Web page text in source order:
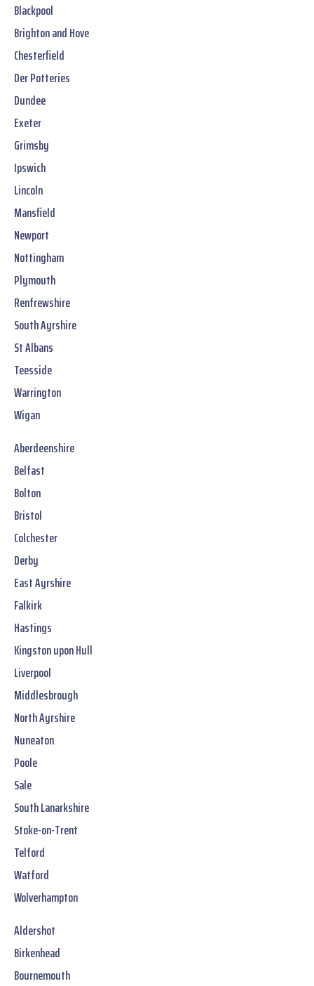
Blackpool
Brighton and Hove
Chesterfield
Der Potteries
Dundee
Exeter
Grimsby
Ipswich
Lincoln
Mansfield
Newport
Nottingham
Plymouth
Renfrewshire
South Ayrshire
St Albans
Teesside
Warrington
Wigan
Aberdeenshire
Belfast
Bolton
Bristol
Colchester
Derby
East Ayrshire
Falkirk
Hastings
Kingston upon Hull
Liverpool
Middlesbrough
North Ayrshire
Nuneaton
Poole
Sale
South Lanarkshire
Stoke-on-Trent
Telford
Watford
Wolverhampton
Aldershot
Birkenhead
Bournemouth